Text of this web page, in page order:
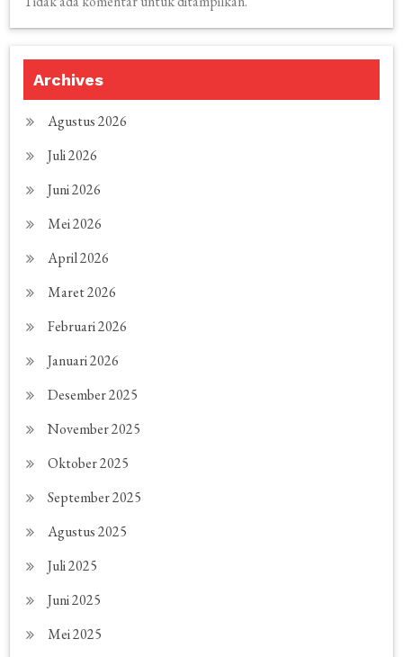
Archives
Agustus 2026
Juli 2026
Juni 2026
Mei 2026
April 2026
Maret 2026
Februari 2026
Januari 2026
Desember 2025
November 2025
Oktober 2025
September 2025
Agustus 2025
Juli 2025
Juni 2025
Mei 2025